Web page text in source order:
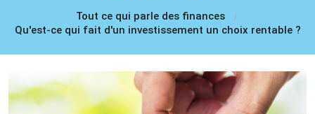
Tout ce qui parle des finances
Qu'est-ce qui fait d'un investissement un choix rentable ?